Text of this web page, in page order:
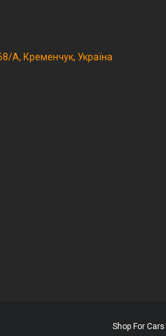
А, Кременчук, Україна